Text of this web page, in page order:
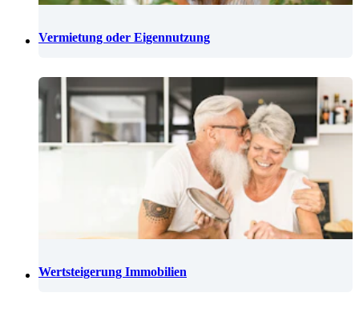
Vermietung oder Eigennutzung
Wertsteigerung Immobilien